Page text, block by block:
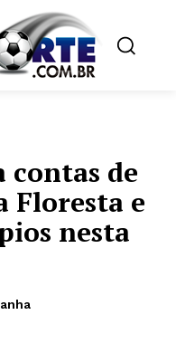
contas de
Floresta e
nesta